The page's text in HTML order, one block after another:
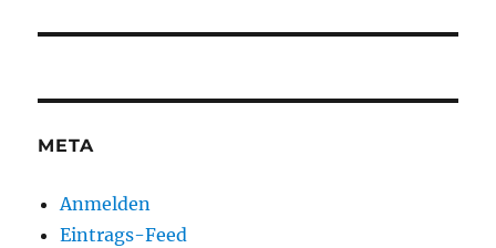
META
Anmelden
Eintrags-Feed